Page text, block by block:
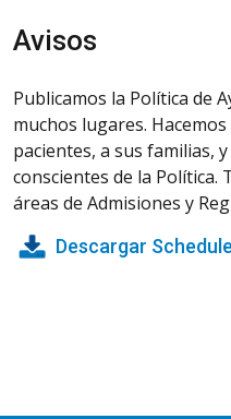
Avisos
Publicamos la Política de
muchos lugares.
pacientes, a sus familias,
conscientes de la Política.
áreas de Admisiones y
Descargar